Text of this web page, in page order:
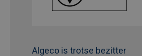
Algeco is trotse bezitter